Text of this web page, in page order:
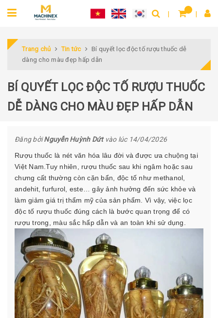
Trang chủ Tin tức
Bí quyết lọc độc tố rượu thuốc dễ
dàng cho màu đẹp hấp dẫn
BÍ QUYẾT LỌC ĐỘC TỐ RƯỢU THUỐC
DỄ DÀNG CHO MÀU ĐẸP HẤP DẪN
Đăng bởiNguyễn Huỳnh Dứtvào lúc 14/04/2026
Rượu thuốc là nét văn hóa lâu đời và được ưa chuộng tại
Việt Nam.Tuy nhiên, rượu thuốc sau khi ngâm hoặc sau
chưng cất thường còn cặn bẩn, độc tố như methanol,
andehit, furfurol, este… gây ảnh hưởng đến sức khỏe và
làm giảm giá trị thẩm mỹ của sản phẩm. Vì vậy, việc lọc
độc tố rượu thuốc đúng cách là bước quan trọng để có
rượu trong, màu sắc hấp dẫn và an toàn khi sử dụng.